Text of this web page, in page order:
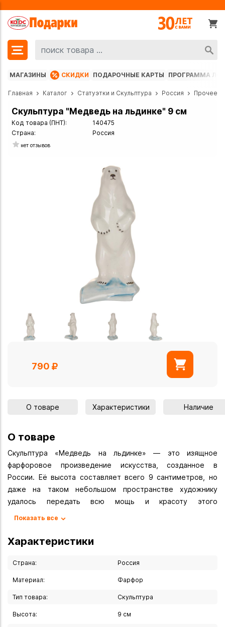
МАГАЗИНЫ СКИДКИ ПОДАРОЧНЫЕ КАРТЫ ПРОГРАММА
Главная Каталог Статуэтки и Скульптура Россия Прочее
Скульптура "Медведь на льдинке" 9 см
Код товара (ПНТ):
140475
Страна:
Россия
нет отзывов
790
О товаре Характеристики Наличие
О товаре
Скульптура «Медведь на льдинке» — это изящное
фарфоровое произведение искусства, созданное в
России. Её высота составляет всего 9 сантиметров, но
даже на таком небольшом пространстве художнику
удалось передать всю мощь и красоту этого
подчёркивая свою приспособленность к суровым
условиям севера. Каждая деталь скульптуры тщательно
проработана, от шерсти, которая выглядит как настоящая,
Фарфоровая статуэтка покрыта белоснежной глазурью,
которая создаёт благородный и элегантный внешний вид.
Блеск и гладкость поверхности подчёркивают высокое
Показать все
Характеристики
Страна: Россия
Материал: Фарфор
Тип товара: Скульптура
Высота: 9 см